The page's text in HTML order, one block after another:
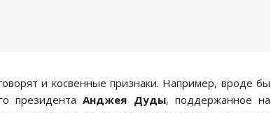
и косвенные признаки. Например, вроде бы
президентаАнджея Дуды, поддержанное на